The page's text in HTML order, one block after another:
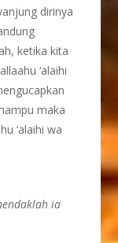
dirinya
ketika kita
‘alaihi
maka
‘alaihi wa
ia